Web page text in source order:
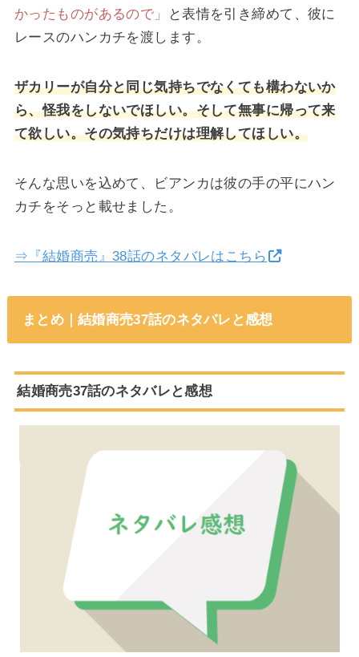
かったものがあるので」
と表情を引き締めて、彼に
レースのハンカチを渡します。
ザカリーが自分と同じ気持ちでなくても構わないか
ら、怪我をしないでほしい。そして無事に帰って来
て欲しい。その気持ちだけは理解してほしい。
そんな思いを込めて、ビアンカは彼の手の平にハン
カチをそっと載せました。
⇒『結婚商売』38話のネタバレはこちら
まとめ｜結婚商売37話のネタバレと感想
結婚商売37話のネタバレと感想